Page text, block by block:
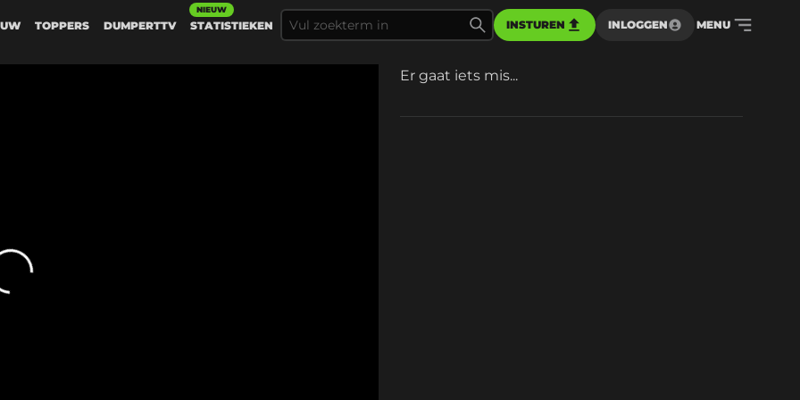
TOPPERS DUMPERTTV STATISTIEKEN
NIEUW
INSTUREN INLOGGEN MENU
Er gaat iets mis...